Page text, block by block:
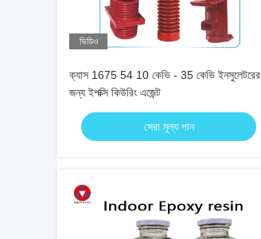
ভিডিও
ক্যাস 1675 54 10 কেভি - 35 কেভি ইনসুলেটরের
জন্য ইপক্সি কিউরিং এজেন্ট
সেরা মূল্য পান